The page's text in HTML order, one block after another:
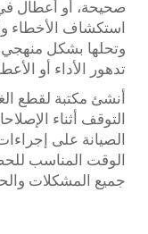
صحيحة، أو أعطال
استكشاف الأخطاء
وتحلها بشكل
تدهور الأداء أو
أنشئ مكتبة لقطع
التوقف أثناء
الصيانة على
الوقت المناسب
جميع المشكلات